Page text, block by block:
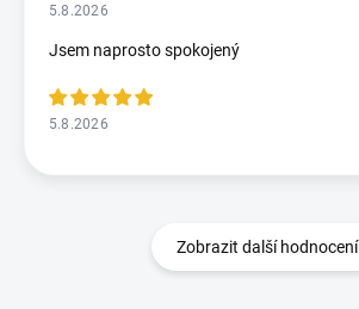
5.8.2026
Jsem naprosto spokojený
5.8.2026
Zobrazit další hodnocení